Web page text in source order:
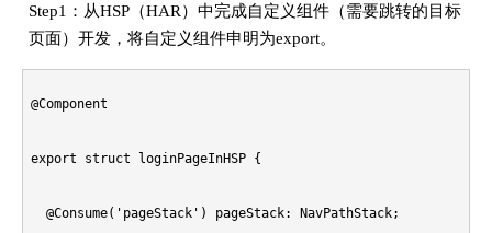
this.pageStack.pop(this.loginParam, true)
})
}
}
Step1：从HSP（HAR）中完成自定义组件（需要跳转的目标
页面）开发，将自定义组件申明为export。
@Component
export struct loginPageInHSP {
@Consume('pageStack') pageStack: NavPathStack;